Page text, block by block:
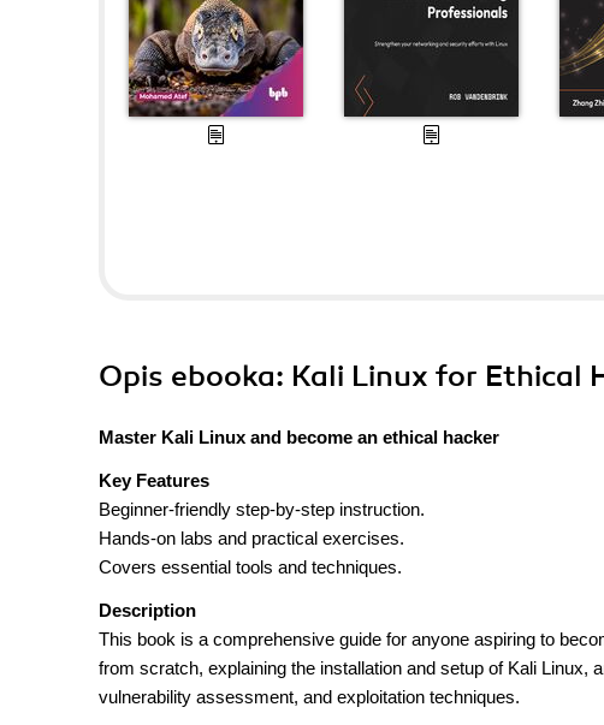
Opis ebooka: Kali Linux for Ethical
Master Kali Linux and become an ethical hacker
Key Features
Beginner-friendly step-by-step instruction.
Hands-on labs and practical exercises.
Covers essential tools and techniques.
Description
This book is a comprehensive guide for anyone aspiring to
from scratch, explaining the installation and setup of Kali
vulnerability assessment, and exploitation techniques.